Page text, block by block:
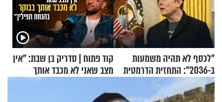
"לכסף לא תהיה משמעות
ב-2036": התחזית הדרמטית
של אילון מאסק על עתיד
הכלכלה
קוד פתוח | סדריק בן שבת: "אין
מצב שאני לא מכבד אותך